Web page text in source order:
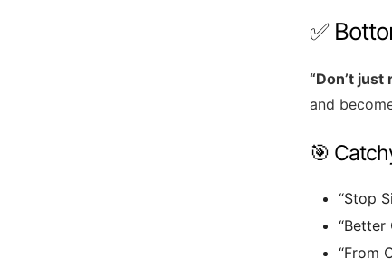
✅
“Don’t
and
🎯
“Stop
“Better
“From